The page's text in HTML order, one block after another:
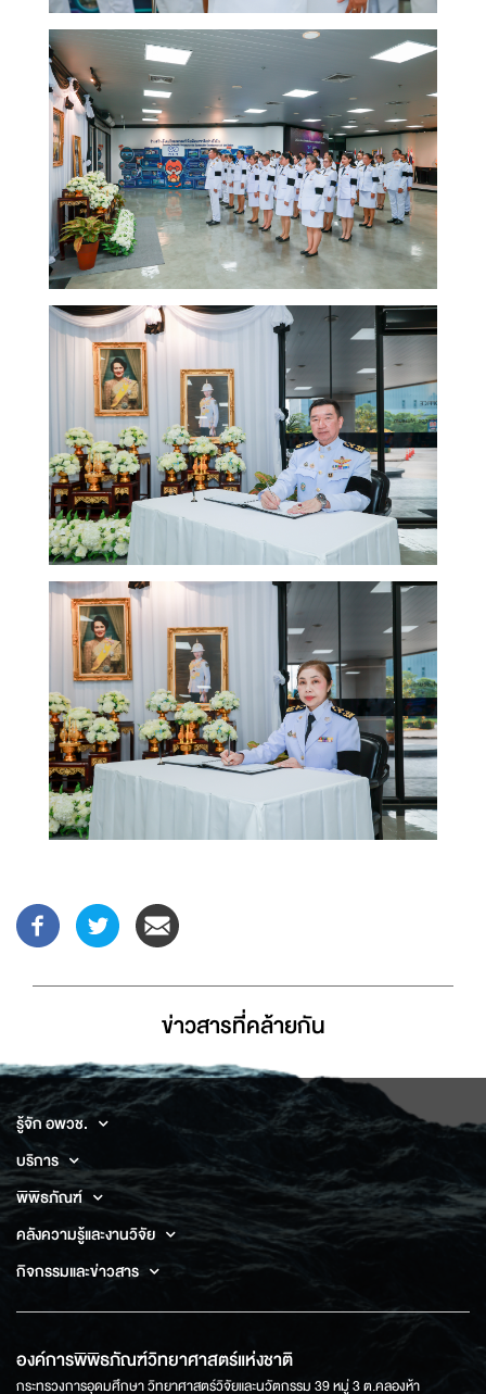
ข่าวสารที่่คล้ายกัน
รู้จัก อพวช.
บริการ
พิพิธภัณฑ์
คลังความรู้และงานวิจัย
กิจกรรมและข่าวสาร
องค์การพิพิธภัณฑ์วิทยาศาสตร์แห่งชาติ
กระทรวงการอุดมศึกษา วิทยาศาสตร์วิจัยและนวัตกรรม 39 หมู่ 3 ต.คลองห้า